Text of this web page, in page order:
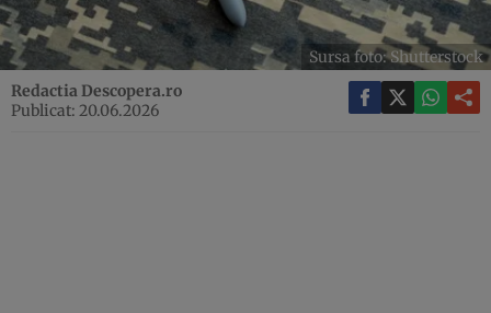
Sursa foto: Shutterstock
Redactia Descopera.ro
Publicat: 20.06.2026